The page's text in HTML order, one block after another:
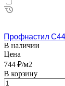
Профнастил
В наличии
Цена
744 ₽/м2
В корзину